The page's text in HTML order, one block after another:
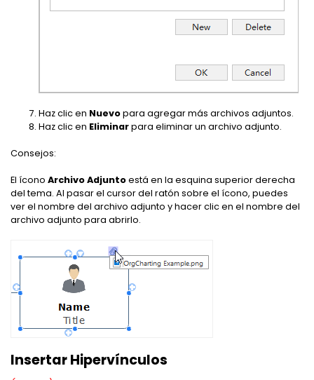
Haz clic en Nuevopara agregar más archivos adjuntos.
Haz clic en Eliminarpara eliminar un archivo adjunto.
Consejos:
El ícono Archivo Adjuntoestá en la esquina superior derecha
del tema. Al pasar el cursor del ratón sobre el ícono, puedes
ver el nombre del archivo adjunto y hacer clic en el nombre del
archivo adjunto para abrirlo.
Insertar Hipervínculos